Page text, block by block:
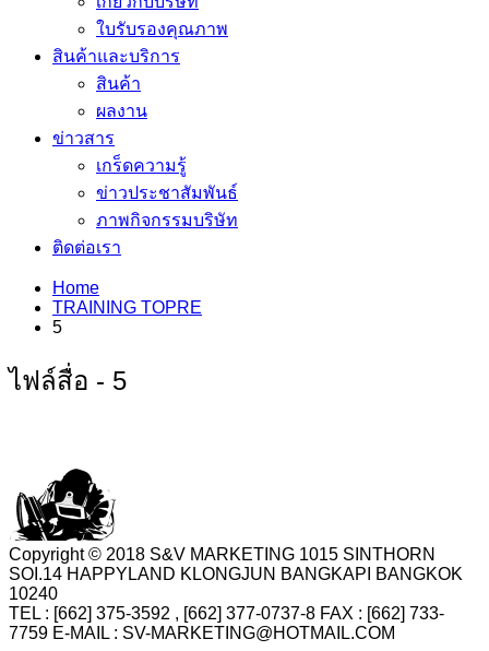
ใบรับรองคุณภาพ
สินค้าและบริการ
สินค้า
ผลงาน
ข่าวสาร
เกร็ดความรู้
ข่าวประชาสัมพันธ์
ภาพกิจกรรมบริษัท
ติดต่อเรา
Home
TRAINING TOPRE
5
ไฟล์สื่อ - 5
Copyright © 2018 S&V MARKETING 1015 SINTHORN
SOI.14 HAPPYLAND KLONGJUN BANGKAPI BANGKOK
10240
TEL : [662] 375-3592 , [662] 377-0737-8 FAX : [662] 733-
7759 E-MAIL : SV-MARKETING@HOTMAIL.COM